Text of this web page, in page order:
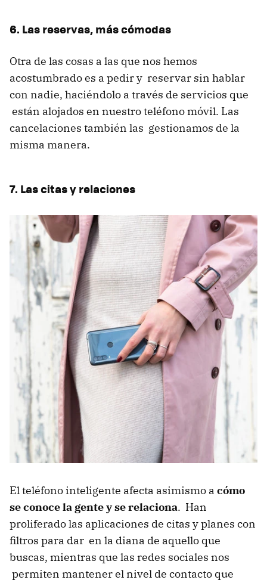
6. Las reservas, más cómodas
Otra de las cosas a las que nos hemos
acostumbrado es a pedir y reservar sin hablar
con nadie, haciéndolo a través de servicios que
están alojados en nuestro teléfono móvil. Las
cancelaciones también las gestionamos de la
misma manera.
7. Las citas y relaciones
El teléfono inteligente afecta asimismo a cómo
se conoce la gente y se relaciona. Han
proliferado las aplicaciones de citas y planes con
filtros para dar en la diana de aquello que
buscas, mientras que las redes sociales nos
permiten mantener el nivel de contacto que